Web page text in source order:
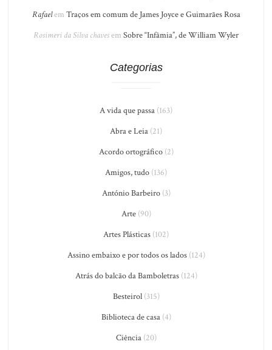
Rafaelem Traços em comum de James Joyce e Guimarães Rosa
Rosimeri da Silva chavesem Sobre “Infâmia”, de William Wyler
Categorias
A vida que passa (163)
Abra e Leia (21)
Acordo ortográfico(2)
Amigos, tudo (136)
António Barbeiro(3)
Arte(90)
Artes Plásticas (102)
Assino embaixo e por todos os lados(124)
Atrás do balcão da Bamboletras(124)
Besteirol(315)
Biblioteca de casa(4)
Ciência(20)